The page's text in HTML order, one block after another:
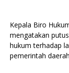
Kepala Biro
mengatakan
hukum terhadap
pemerintah